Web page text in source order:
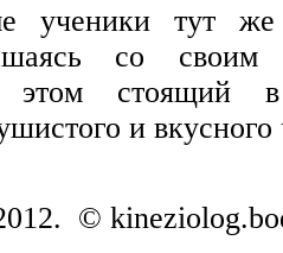
ученики тут же
со
этом стоящий в
и вкусного
©